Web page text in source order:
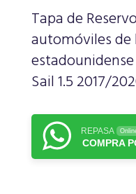
Tapa de
automóviles de
Sail 1.5 2017/
REPASA
COMPRA